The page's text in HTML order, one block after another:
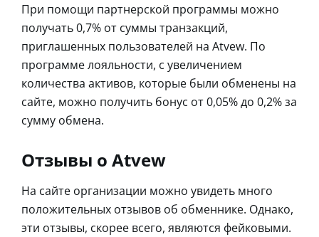
При помощи партнерской программы можно
получать 0,7% от суммы транзакций,
приглашенных пользователей на Atvew. По
программе лояльности, с увеличением
количества активов, которые были обменены на
сайте, можно получить бонус от 0,05% до 0,2% за
сумму обмена.
Отзывы о Atvew
На сайте организации можно увидеть много
положительных отзывов об обменнике. Однако,
эти отзывы, скорее всего, являются фейковыми.